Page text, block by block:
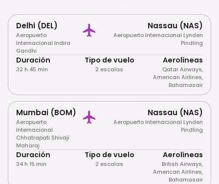
Delhi (DEL)
Aeropuerto
Internacional Indira
Gandhi
Nassau (NAS)
Aeropuerto Internacional Lynden
Pindling
Duración
32 h 45 min
Tipo de vuelo
2 escalas
Aerolíneas
Qatar Airways,
American Airlines,
Bahamasair
Mumbai (BOM)
Aeropuerto
Internacional
Chhatrapati Shivaji
Maharaj
Nassau (NAS)
Aeropuerto Internacional Lynden
Pindling
Duración
34 h 15 min
Tipo de vuelo
2 escalas
Aerolíneas
British Airways,
American Airlines,
Bahamasair